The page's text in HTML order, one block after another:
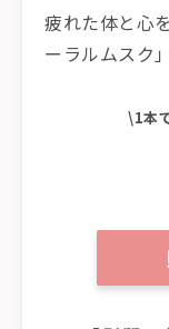
疲れた体と心
ーラルムスク
\1本